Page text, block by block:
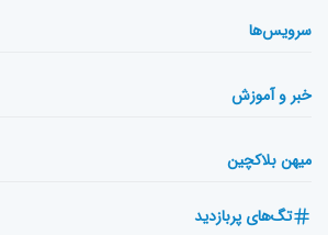
سرویس‌ها
خبر و آموزش
میهن بلاکچین
تگ‌های پربازدید